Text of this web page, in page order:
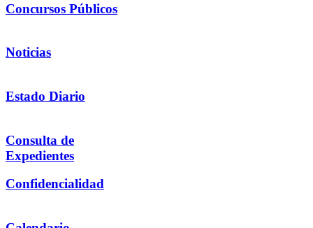
Concursos Públicos
Noticias
Estado Diario
Consulta de
Expedientes
Confidencialidad